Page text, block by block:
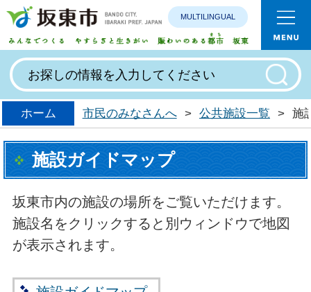
みんなで
MULTILINGUAL
ホーム 市民のみなさんへ > 公共施設一覧 > 施
施設ガイドマップ
坂東市内の施設の場所をご覧いただけます。
施設名をクリックすると別ウィンドウで地図
が表示されます。